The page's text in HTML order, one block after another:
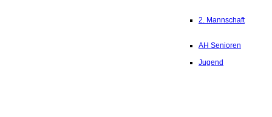
2. Mannschaft
AH Senioren
Jugend